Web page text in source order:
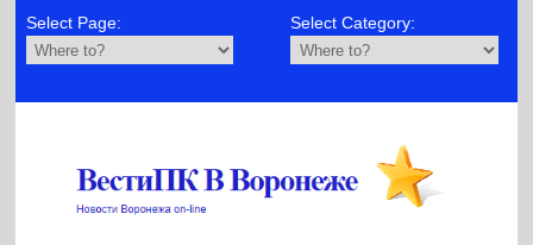
Select Page: Select Category: